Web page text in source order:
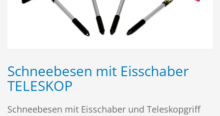
Schneebesen mit Eisschaber
TELESKOP
Schneebesen mit Eisschaber und Teleskopgriff